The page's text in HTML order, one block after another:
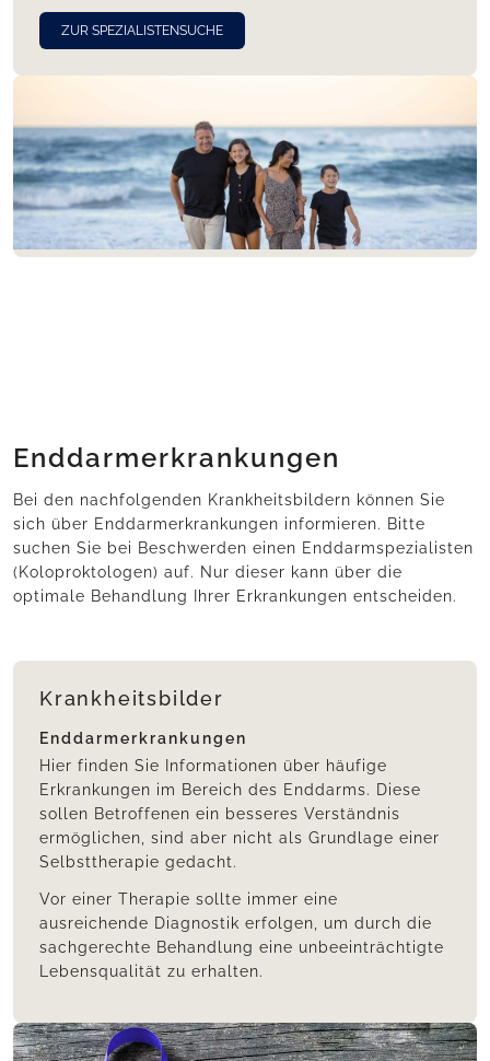
ZUR SPEZIALISTENSUCHE
Enddarmerkrankungen
Bei den nachfolgenden Krankheitsbildern können Sie
sich über Enddarmerkrankungen informieren. Bitte
suchen Sie bei Beschwerden einen Enddarmspezialisten
(Koloproktologen) auf. Nur dieser kann über die
optimale Behandlung Ihrer Erkrankungen entscheiden.
Krankheitsbilder
Enddarmerkrankungen
Hier finden Sie Informationen über häufige
Erkrankungen im Bereich des Enddarms. Diese
sollen Betroffenen ein besseres Verständnis
ermöglichen, sind aber nicht als Grundlage einer
Selbsttherapie gedacht.
Vor einer Therapie sollte immer eine
ausreichende Diagnostik erfolgen, um durch die
sachgerechte Behandlung eine unbeeinträchtigte
Lebensqualität zu erhalten.